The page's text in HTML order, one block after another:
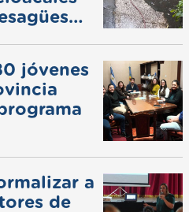
jóvenes
a
de